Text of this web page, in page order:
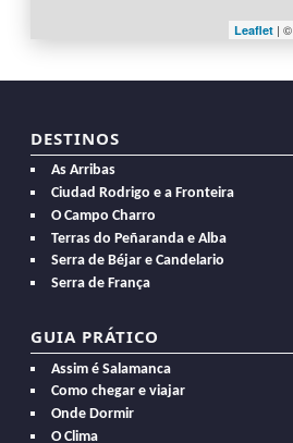
Leaflet| ©
DESTINOS
As Arribas
Ciudad Rodrigo e a Fronteira
O Campo Charro
Terras do Peñaranda e Alba
Serra de Béjar e Candelario
Serra de França
GUIA PRÁTICO
Assim é Salamanca
Como chegar e viajar
Onde Dormir
O Clima